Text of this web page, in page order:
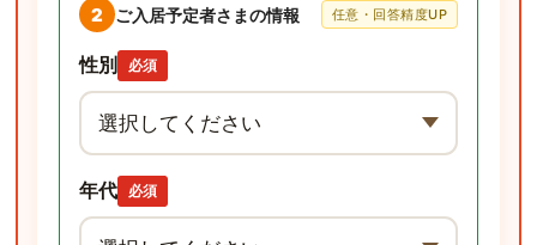
2 ご入居予定者さまの情報 任意・回答精度UP
性別 必須
年代 必須